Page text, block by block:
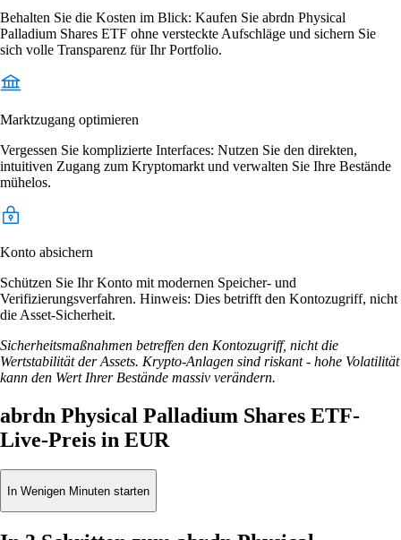
Behalten Sie die Kosten im Blick: Kaufen Sie abrdn Physical
Palladium Shares ETF ohne versteckte Aufschläge und sichern Sie
sich volle Transparenz für Ihr Portfolio.
Marktzugang optimieren
Vergessen Sie komplizierte Interfaces: Nutzen Sie den direkten,
intuitiven Zugang zum Kryptomarkt und verwalten Sie Ihre Bestände
mühelos.
Konto absichern
Schützen Sie Ihr Konto mit modernen Speicher- und
Verifizierungsverfahren. Hinweis: Dies betrifft den Kontozugriff, nicht
die Asset-Sicherheit.
Sicherheitsmaßnahmen betreffen den Kontozugriff, nicht die
Wertstabilität der Assets. Krypto-Anlagen sind riskant - hohe Volatilität
kann den Wert Ihrer Bestände massiv verändern.
abrdn Physical Palladium Shares ETF-
Live-Preis in EUR
In Wenigen Minuten starten